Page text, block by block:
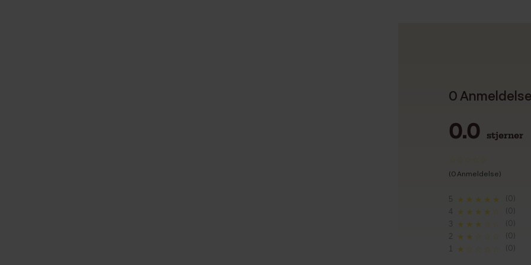
0
0.0 stjerner
(0 Anmeldelse)
5 ★★★★★ (0)
★★★★☆ (0)
3 ★★★☆☆ (0)
2 ★★☆☆☆ (0)
1 ★☆☆☆☆ (0)